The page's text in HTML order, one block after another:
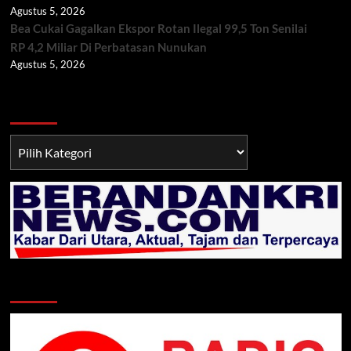
Agustus 5, 2026
Bea Cukai Gagalkan Ekspor Rotan Ilegal 99,5 Ton Senilai
RP 4,2 Miliar Di Perbatasan Nunukan
Agustus 5, 2026
TNI/POLRI